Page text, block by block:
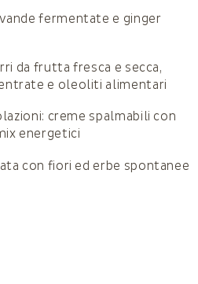
fermentate e ginger
da frutta fresca e secca,
e oleoliti alimentari
creme spalmabili con
energetici
con fiori ed erbe spontanee